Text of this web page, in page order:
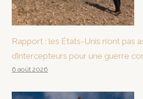
Rapport : les États-Unis n’ont pas
d’intercepteurs pour une guerre
6 août 2026